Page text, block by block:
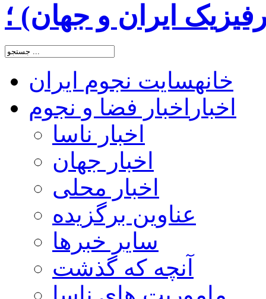
ایران و جهان) ؛
خانهسایت نجوم ایران
اخبار اخبار فضا و نجوم
اخبار ناسا
اخبار جهان
اخبار محلی
عناوین برگزیده
سایر خبرها
آنچه که گذشت